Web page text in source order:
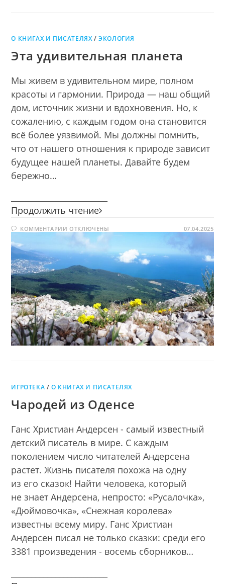
О КНИГАХ И ПИСАТЕЛЯХ/ЭКОЛОГИЯ
Эта удивительная планета
Мы живем в удивительном мире, полном
красоты и гармонии. Природа — наш общий
дом, источник жизни и вдохновения. Но, к
сожалению, с каждым годом она становится
всё более уязвимой. Мы должны помнить,
что от нашего отношения к природе зависит
будущее нашей планеты. Давайте будем
бережно…
Продолжить чтение Эта
планета
КОММЕНТАРИИ К
ЗАПИСИ
ЭТА
ПЛАНЕТА
ОТКЛЮЧЕНЫ 07.04.2025
ИГРОТЕКА /О КНИГАХ И ПИСАТЕЛЯХ
Чародей из Оденсе
Ганс Христиан Андерсен - самый известный
детский писатель в мире. С каждым
поколением число читателей Андерсена
растет. Жизнь писателя похожа на одну
из его сказок! Найти человека, который
не знает Андерсена, непросто: «Русалочка»,
«Дюймовочка», «Снежная королева»
известны всему миру. Ганс Христиан
Андерсен писал не только сказки: среди его
3381 произведения - восемь сборников…